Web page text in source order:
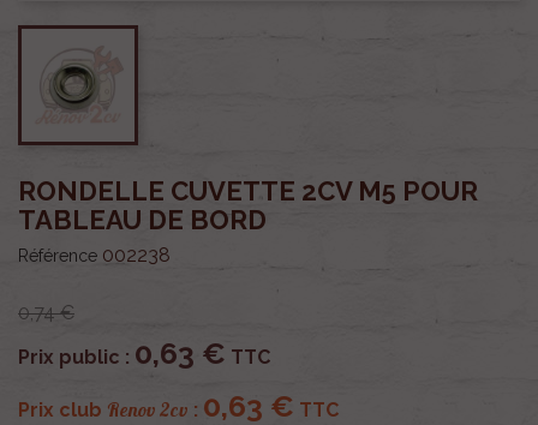
RONDELLE CUVETTE 2CV M5 POUR
TABLEAU DE BORD
Référence 002238
0,74 €
Prix public : 0,63 € TTC
Prix club Renov 2cv : 0,63 € TTC